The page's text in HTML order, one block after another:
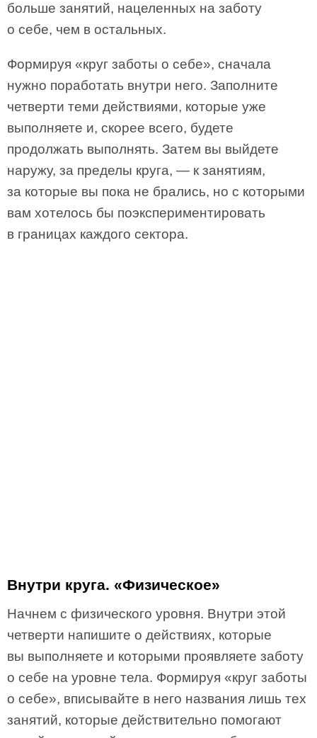
больше занятий, нацеленных на заботу
о себе, чем в остальных.
Формируя «круг заботы о себе», сначала
нужно поработать внутри него. Заполните
четверти теми действиями, которые уже
выполняете и, скорее всего, будете
продолжать выполнять. Затем вы выйдете
наружу, за пределы круга, — к занятиям,
за которые вы пока не брались, но с которыми
вам хотелось бы поэкспериментировать
в границах каждого сектора.
Внутри круга. «Физическое»
Начнем с физического уровня. Внутри этой
четверти напишите о действиях, которые
вы выполняете и которыми проявляете заботу
о себе на уровне тела. Формируя «круг заботы
о себе», вписывайте в него названия лишь тех
занятий, которые действительно помогают